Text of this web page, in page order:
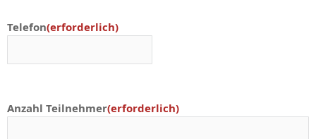
Telefon(erforderlich)
Anzahl Teilnehmer(erforderlich)